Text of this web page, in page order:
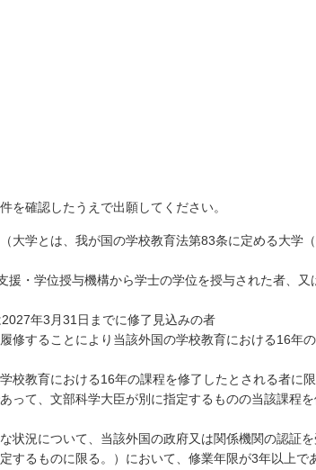
を確認したうえで出願してください。
大学とは、我が国の学校教育法第83条に定める大学
・学位授与機構から学士の学位を授与された者、又
年3月31日までに修了見込みの者
修することにより当該外国の学校教育における16年
校教育における16年の課程を修了したとされる者に
って、文部科学大臣が別に指定するものの当該課程
状況について、当該外国の政府又は関係機関の認証
するものに限る。）において、修業年限が3年以上で